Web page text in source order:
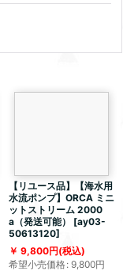
【リユース品】【海水用
水流ポンプ】ORCA ミニ
ットストリーム 2000
a（発送可能）
[ay03-
50613120]
9,800円(税込)
希望小売価格: 9,800円